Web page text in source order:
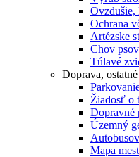
Ochrana
Artézske
Chov psov
Túlavé
Doprava, ostatné
Žiadosť o
Dopravné
Územný
Mapa